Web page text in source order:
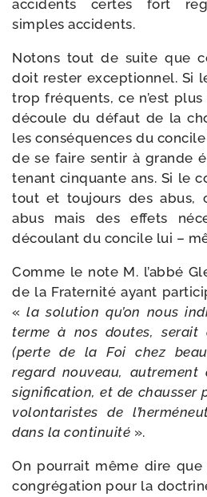
acci­dents certes fort
simples accidents.
Notons tout de suite que
doit res­ter excep­tion­nel. Si
trop fré­quents, ce n’est
découle du défaut de la
les consé­quences du concile
de se faire sen­tir à grande
te­nant cin­quante ans. Si le
tout et tou­jours des abus,
abus mais des effets
décou­lant du concile lui –
Comme le note M. l’ab­bé
de la Fraternité ayant
«la solu­tion qu’on nous
terme à nos doutes, serait
(perte de la Foi chez
regard nou­veau, autre­ment
signi­fi­ca­tion, et de chaus­ser
volon­ta­ristes de
dans la conti­nui­té ».
On pour­rait même dire
congré­ga­tion pour la